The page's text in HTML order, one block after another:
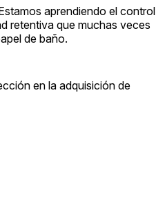
aprendiendo el control
retentiva que muchas veces
de baño.
en la adquisición de